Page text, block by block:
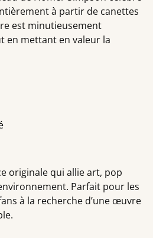
à partir de canettes
est minutieusement
en mettant en valeur la
originale qui allie art, pop
Parfait pour les
à la recherche d’une œuvre